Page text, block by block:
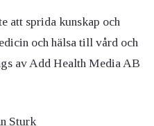
att sprida kunskap och
och hälsa till vård och
av Add Health Media AB
Sturk